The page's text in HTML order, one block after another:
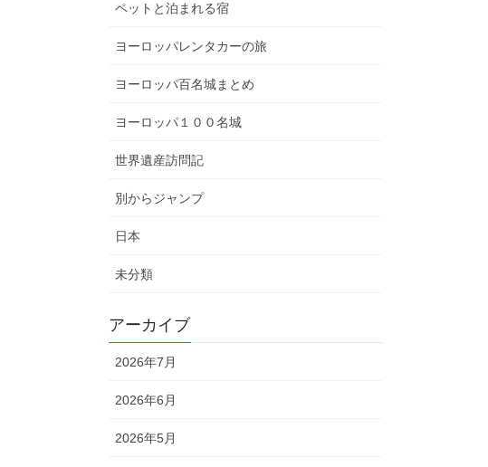
ペットと泊まれる宿
ヨーロッパレンタカーの旅
ヨーロッパ百名城まとめ
ヨーロッパ１００名城
世界遺産訪問記
別からジャンプ
日本
未分類
アーカイブ
2026年7月
2026年6月
2026年5月